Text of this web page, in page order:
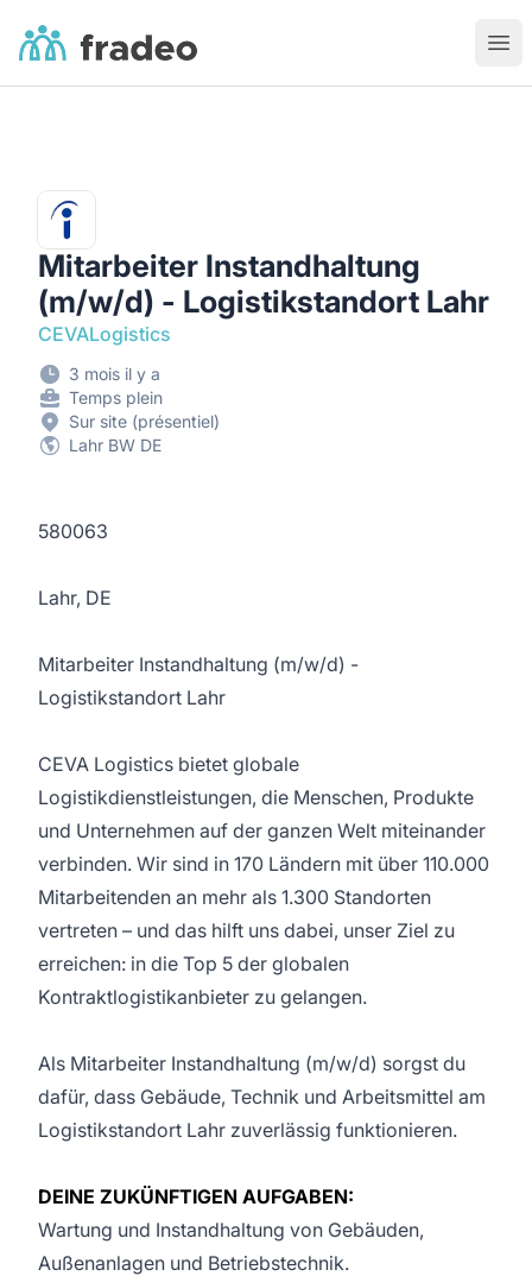
Fradeo
Mitarbeiter Instandhaltung
(m/w/d) - Logistikstandort Lahr
CEVALogistics
3 mois il y a
Temps plein
Sur site (présentiel)
Lahr BW DE
580063
Lahr, DE
Mitarbeiter Instandhaltung (m/w/d) -
Logistikstandort Lahr
CEVA Logistics bietet globale
Logistikdienstleistungen, die Menschen, Produkte
und Unternehmen auf der ganzen Welt miteinander
verbinden. Wir sind in 170 Ländern mit über 110.000
Mitarbeitenden an mehr als 1.300 Standorten
vertreten – und das hilft uns dabei, unser Ziel zu
erreichen: in die Top 5 der globalen
Kontraktlogistikanbieter zu gelangen.
Als Mitarbeiter Instandhaltung (m/w/d) sorgst du
dafür, dass Gebäude, Technik und Arbeitsmittel am
Logistikstandort Lahr zuverlässig funktionieren.
DEINE ZUKÜNFTIGEN AUFGABEN:
Wartung und Instandhaltung von Gebäuden,
Außenanlagen und Betriebstechnik.